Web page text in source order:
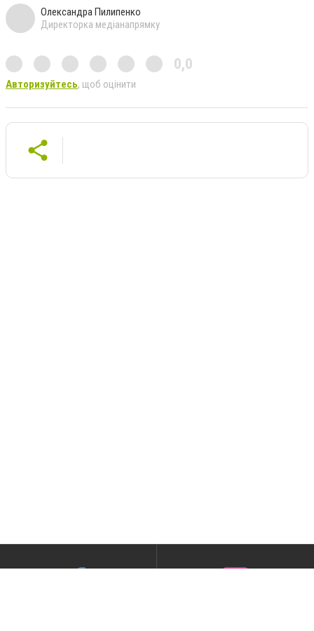
Олександра Пилипенко
Директорка медіанапрямку
0,0
Авторизуйтесь, щоб оцінити